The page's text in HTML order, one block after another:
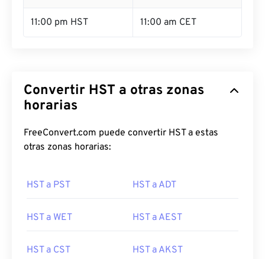
11:00 pm HST 11:00 am CET
Convertir HST a otras zonas
horarias
FreeConvert.com puede convertir HST a estas
otras zonas horarias:
HST a PST HST a ADT
HST a WET HST a AEST
HST a CST HST a AKST